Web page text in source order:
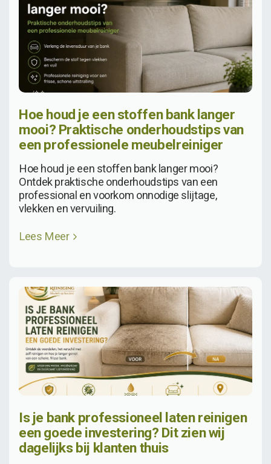
Hoe houd je een stoffen bank langer
mooi? Praktische onderhoudstips van
een professionele meubelreiniger
Hoe houd je een stoffen bank langer mooi?
Ontdek praktische onderhoudstips van een
professional en voorkom onnodige slijtage,
vlekken en vervuiling.
Lees Meer
Is je bank professioneel laten reinigen
een goede investering? Dit zien wij
dagelijks bij klanten thuis